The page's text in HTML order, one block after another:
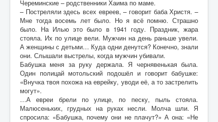
Череминские – родственники Хаима по маме.
– Постреляли здесь всех евреев, – говорит баба Христя. –
Мне тогда восемь лет было. Но я всё помню. Страшно
было. На Илью это было в 1941 году. Праздник, жара
стояла. Их по улице вели. Мужчин на день раньше увели.
А женщины с детьми… Куда одни денутся? Конечно, знали
они. Слышали выстрелы, когда мужчин убивали.
Бабушка меня за руку держала. Я чернявенькая была.
Один полицай мотольский подошёл и говорит бабушке:
«Внучка твоя похожа на еврейку, уводи её, а то застрелить
могут».
…А евреи брели по улице, по песку, пыль стояла.
Малюсеньких, грудных на руках несли. Молча шли. Я
спросила: «Бабушка, почему они не плачут?» А она: «Не